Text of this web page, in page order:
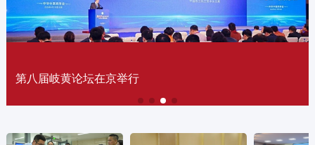
中医“廉心仁术”的文化价值